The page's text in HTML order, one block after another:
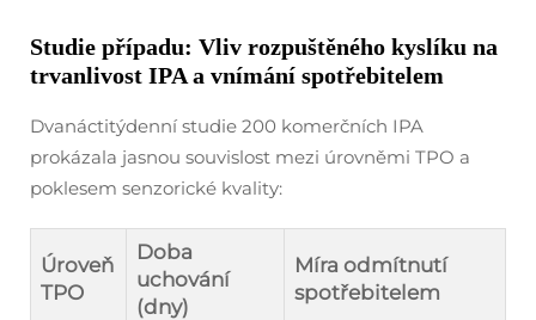
Studie případu: Vliv rozpuštěného kyslíku na
trvanlivost IPA a vnímání spotřebitelem
Dvanáctitýdenní studie 200 komerčních IPA
prokázala jasnou souvislost mezi úrovněmi TPO a
poklesem senzorické kvality:
Úroveň
TPO
Doba
uchování
(dny)
Míra odmítnutí
spotřebitelem